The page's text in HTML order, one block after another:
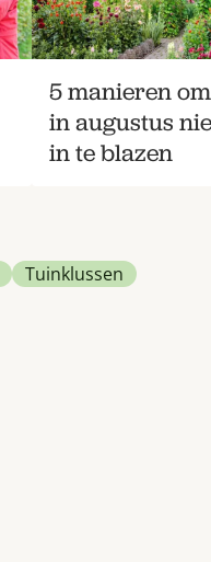
5 manieren
in augustus
in te blazen
Tuinklussen